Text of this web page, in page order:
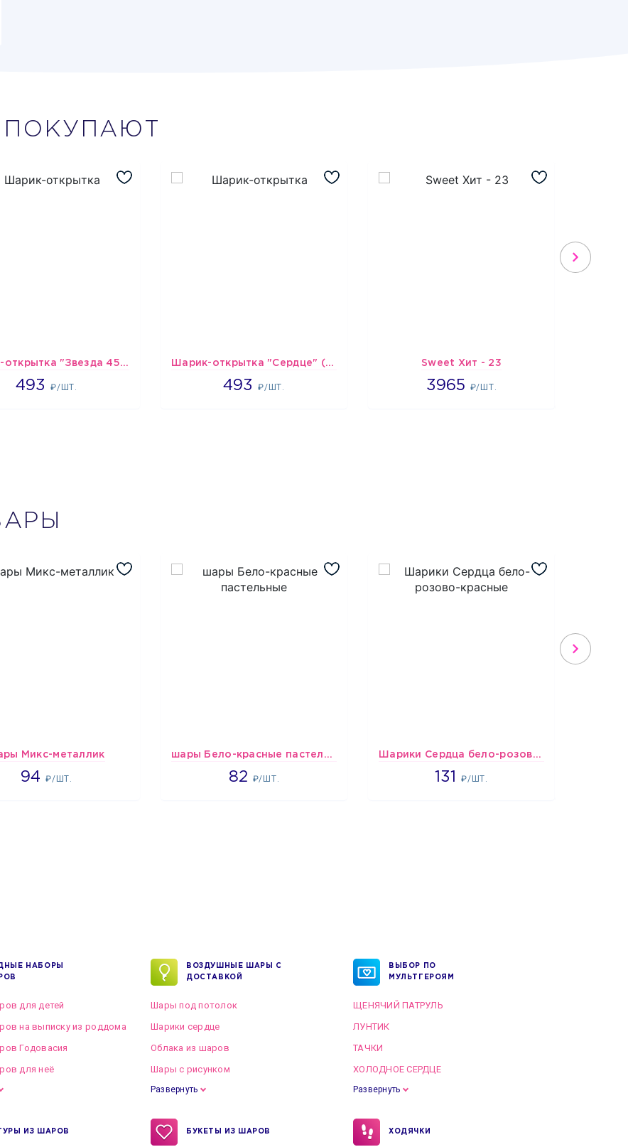
ПОКУПАЮТ
Шарик-открытка "Звезда 45 см" №1
493₽/ШТ.
493 Шарик-открытка "Сердце" (45 см) - 2
493₽/ШТ.
493 Sweet Хит - 23
3965 ₽/ШТ.
3965
Микс-металлик
94₽/ШТ.
1697 шары Бело-красные пастельные
82 ₽/ШТ.
1637 Шарики Сердца бело-розово-красные
131₽/ШТ.
2660
НАБОРЫ
для детей
на выписку из роддома
Годовасия
для неё
ВОЗДУШНЫЕ ШАРЫ С
ДОСТАВКОЙ
Шары под потолок
Шарики сердце
Облака из шаров
Шары с рисунком
Развернуть
ВЫБОР ПО
МУЛЬТГЕРОЯМ
ЩЕНЯЧИЙ ПАТРУЛЬ
ЛУНТИК
ТАЧКИ
ХОЛОДНОЕ СЕРДЦЕ
Развернуть
ИЗ ШАРОВ БУКЕТЫ ИЗ ШАРОВ ХОДЯЧКИ